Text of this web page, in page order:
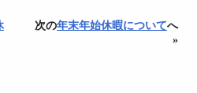
次の年末年始休暇についてへ
»